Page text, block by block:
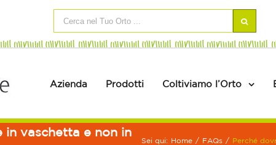
Azienda Prodotti Coltiviamo l’Orto
in vaschetta e non in
Sei qui: Home / FAQs / Perché